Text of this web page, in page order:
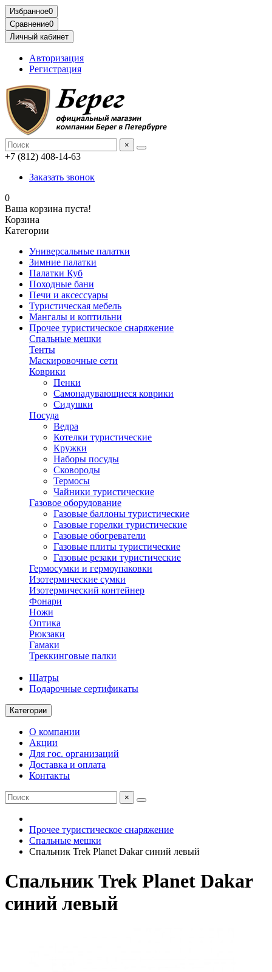
Избранное0
Сравнение0
Личный кабинет
Авторизация
Регистрация
×
+7 (812) 408-14-63
Заказать звонок
0
Ваша корзина пуста!
Корзина
Категории
Универсальные палатки
Зимние палатки
Палатки Куб
Походные бани
Печи и аксессуары
Туристическая мебель
Мангалы и коптильни
Прочее туристическое снаряжение
Спальные мешки
Тенты
Маскировочные сети
Коврики
Пенки
Самонадувающиеся коврики
Сидушки
Посуда
Ведра
Котелки туристические
Кружки
Наборы посуды
Сковороды
Термосы
Чайники туристические
Газовое оборудование
Газовые баллоны туристические
Газовые горелки туристические
Газовые обогреватели
Газовые плиты туристические
Газовые резаки туристические
Гермосумки и гермоупаковки
Изотермические сумки
Изотермический контейнер
Фонари
Ножи
Оптика
Рюкзаки
Гамаки
Треккинговые палки
Шатры
Подарочные сертификаты
Категории
О компании
Акции
Для гос. организаций
Доставка и оплата
Контакты
×
Прочее туристическое снаряжение
Спальные мешки
Спальник Trek Planet Dakar синий левый
Спальник Trek Planet Dakar
синий левый